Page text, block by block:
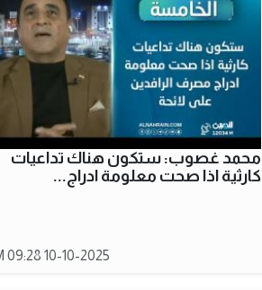
محمد غصوب: ستكون هناك تداعيات
كارثية اذا صحت معلومة ادراج...
10-10-2025 09:28 PM